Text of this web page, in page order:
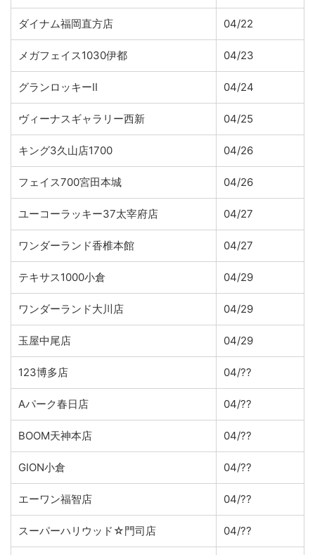
ダイナム福岡直方店 04/22
メガフェイス1030伊都 04/23
グランロッキーII 04/24
ヴィーナスギャラリー西新 04/25
キング3久山店1700 04/26
フェイス700宮田本城 04/26
ユーコーラッキー37太宰府店 04/27
ワンダーランド香椎本館 04/27
テキサス1000小倉 04/29
ワンダーランド大川店 04/29
玉屋中尾店 04/29
123博多店 04/??
Aパーク春日店 04/??
BOOM天神本店 04/??
GION小倉 04/??
エーワン福智店 04/??
スーパーハリウッド☆門司店 04/??